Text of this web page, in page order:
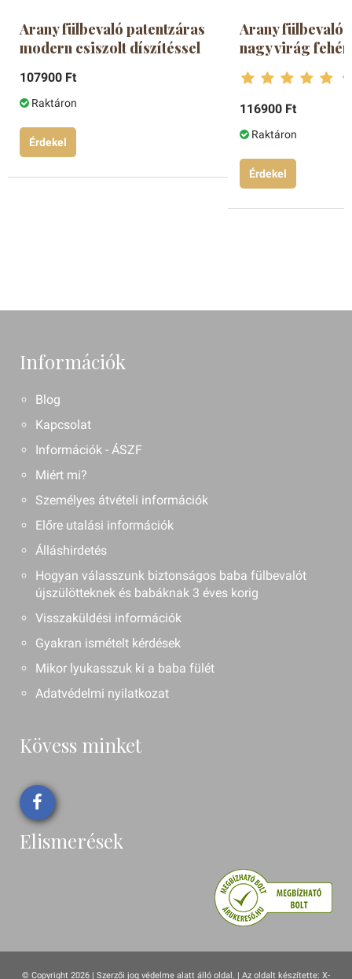
Arany fülbevaló patentzáras
modern csiszolt díszítéssel
107900 Ft
Raktáron
Érdekel
Arany fülbevaló
nagy virág
116900 Ft
Raktáron
Érdekel
Információk
Blog
Kapcsolat
Információk - ÁSZF
Miért mi?
Személyes átvételi információk
Előre utalási információk
Álláshirdetés
Hogyan válasszunk biztonságos baba fülbevalót
újszülötteknek és babáknak 3 éves korig
Visszaküldési információk
Gyakran ismételt kérdések
Mikor lyukasszuk ki a baba fülét
Adatvédelmi nyilatkozat
Kövess minket
Elismerések
© Copyright 2026 | Szerzői jog védelme alatt álló oldal. | Az oldalt készítette: X-